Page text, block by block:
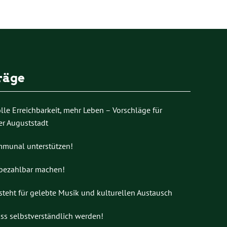
Erreichbarkeit, mehr Leben – Vorschläge für
Auguststadt
unterstützen!
machen!
für gelebte Musik und kulturellen Austausch
selbstverständlich werden!